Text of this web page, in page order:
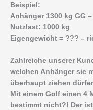
Beispiel:
Anhänger 1300 kg GG
Nutzlast: 1000 kg
Eigengewicht = ??? –
Zahlreiche unserer
welchen Anhänger sie
überhaupt ziehen
Mit einem Golf einen 4
bestimmt nicht?! Der